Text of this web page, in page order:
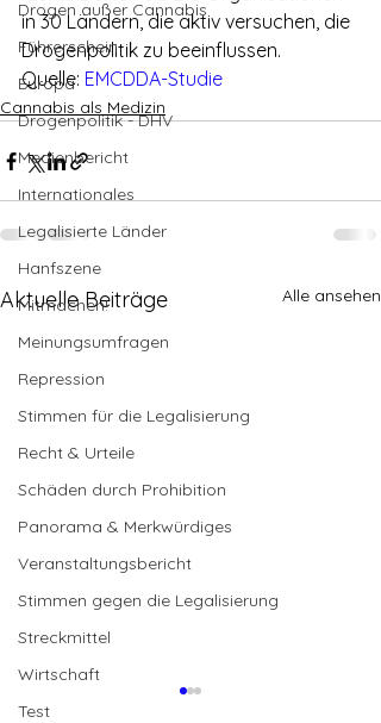
Drogen außer Cannabis
Führerschein
Europa
Drogenpolitik - DHV
Medienbericht
Internationales
Legalisierte Länder
Hanfszene
Mitmachen!
Meinungsumfragen
Repression
Stimmen für die Legalisierung
Recht & Urteile
Schäden durch Prohibition
Panorama & Merkwürdiges
Veranstaltungsbericht
Stimmen gegen die Legalisierung
Streckmittel
Wirtschaft
Test
in 30 Ländern, die aktiv versuchen, die
Drogenpolitik zu beeinflussen.
Quelle: EMCDDA-Studie
Cannabis als Medizin
Aktuelle Beiträge Alle ansehen